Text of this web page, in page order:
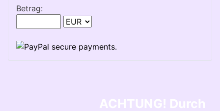
Betrag:
ACHTUNG! Durch